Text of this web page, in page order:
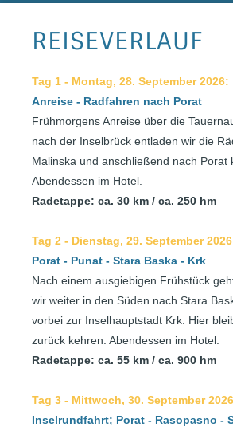
REISEVERLAUF
Tag 1 - Montag, 28. September 2026:
Anreise - Radfahren nach Porat
Frühmorgens Anreise über die
nach der Inselbrück entladen wir die
Malinska und anschließend nach
Abendessen im Hotel.
Radetappe: ca. 30 km / ca. 250 hm
Tag 2 - Dienstag, 29. September
Porat - Punat - Stara Baska - Krk
Nach einem ausgiebigen Frühstück
wir weiter in den Süden nach Stara
vorbei zur Inselhauptstadt Krk. Hier
zurück kehren. Abendessen im Hotel.
Radetappe: ca. 55 km / ca. 900 hm
Tag 3 - Mittwoch, 30. September
Inselrundfahrt; Porat - Rasopasno -